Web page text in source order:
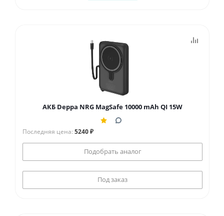
АКБ Deppa NRG MagSafe 10000 mAh QI 15W
Последняя цена: 5240 ₽
Подобрать аналог
Под заказ